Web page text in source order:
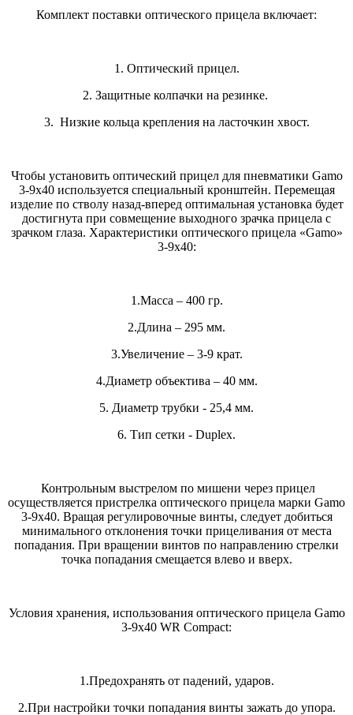
Комплект поставки оптического прицела включает:
1. Оптический прицел.
2. Защитные колпачки на резинке.
3. Низкие кольца крепления на ласточкин хвост.
Чтобы установить оптический прицел для пневматики Gamo
3-9х40 используется специальный кронштейн. Перемещая
изделие по стволу назад-вперед оптимальная установка будет
достигнута при совмещение выходного зрачка прицела с
зрачком глаза. Характеристики оптического прицела «Gamo»
3-9х40:
1.Масса – 400 гр.
2.Длина – 295 мм.
3.Увеличение – 3-9 крат.
4.Диаметр объектива – 40 мм.
5. Диаметр трубки - 25,4 мм.
6. Тип сетки - Duplex.
Контрольным выстрелом по мишени через прицел
осуществляется пристрелка оптического прицела марки Gamo
3-9х40. Вращая регулировочные винты, следует добиться
минимального отклонения точки прицеливания от места
попадания. При вращении винтов по направлению стрелки
точка попадания смещается влево и вверх.
Условия хранения, использования оптического прицела Gamo
3-9х40 WR Compact:
1.Предохранять от падений, ударов.
2.При настройки точки попадания винты зажать до упора.